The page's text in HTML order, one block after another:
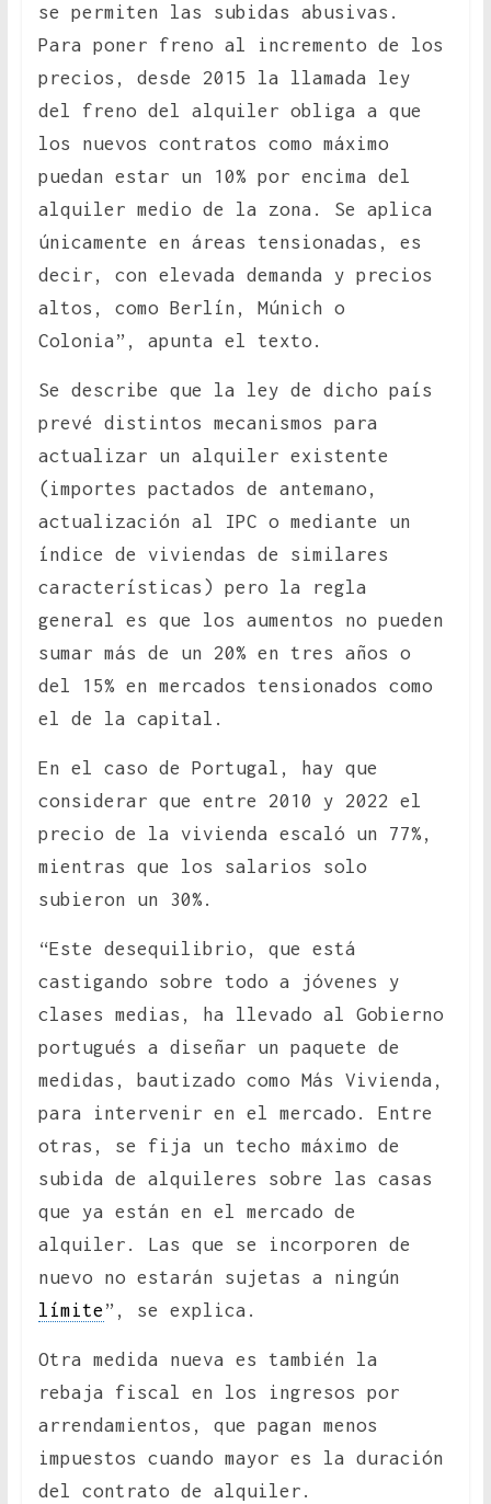
se permiten las subidas abusivas.
Para poner freno al incremento de los
precios, desde 2015 la llamada ley
del freno del alquiler obliga a que
los nuevos contratos como máximo
puedan estar un 10% por encima del
alquiler medio de la zona. Se aplica
únicamente en áreas tensionadas, es
decir, con elevada demanda y precios
altos, como Berlín, Múnich o
Colonia”, apunta el texto.
Se describe que la ley de dicho país
prevé distintos mecanismos para
actualizar un alquiler existente
(importes pactados de antemano,
actualización al IPC o mediante un
índice de viviendas de similares
características) pero la regla
general es que los aumentos no pueden
sumar más de un 20% en tres años o
del 15% en mercados tensionados como
el de la capital.
En el caso de Portugal, hay que
considerar que entre 2010 y 2022 el
precio de la vivienda escaló un 77%,
mientras que los salarios solo
subieron un 30%.
“Este desequilibrio, que está
castigando sobre todo a jóvenes y
clases medias, ha llevado al Gobierno
portugués a diseñar un paquete de
medidas, bautizado como Más Vivienda,
para intervenir en el mercado. Entre
otras, se fija un techo máximo de
subida de alquileres sobre las casas
que ya están en el mercado de
alquiler. Las que se incorporen de
nuevo no estarán sujetas a ningún
límite”, se explica.
Otra medida nueva es también la
rebaja fiscal en los ingresos por
arrendamientos, que pagan menos
impuestos cuando mayor es la duración
del contrato de alquiler.